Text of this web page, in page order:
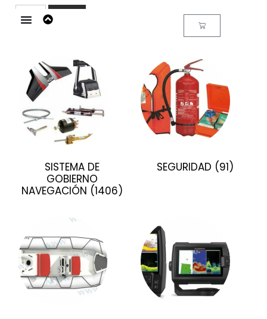
Buscar
SISTEMA DE
GOBIERNO
NAVEGACIÓN (1406)
SEGURIDAD (91)